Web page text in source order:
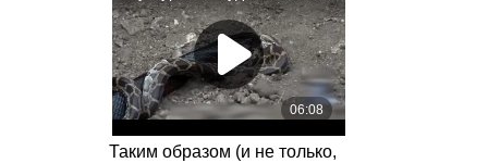
Таким образом (и не только,